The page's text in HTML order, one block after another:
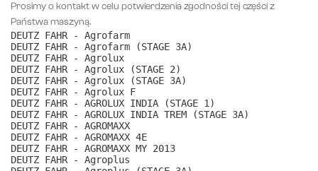
Prosimy o kontakt w celu potwierdzenia zgodności tej części z
Państwa maszyną.
DEUTZ FAHR - Agrofarm
DEUTZ FAHR - Agrofarm (STAGE 3A)
DEUTZ FAHR - Agrolux
DEUTZ FAHR - Agrolux (STAGE 2)
DEUTZ FAHR - Agrolux (STAGE 3A)
DEUTZ FAHR - Agrolux F
DEUTZ FAHR - AGROLUX INDIA (STAGE 1)
DEUTZ FAHR - AGROLUX INDIA TREM (STAGE 3A)
DEUTZ FAHR - AGROMAXX
DEUTZ FAHR - AGROMAXX 4E
DEUTZ FAHR - AGROMAXX MY 2013
DEUTZ FAHR - Agroplus